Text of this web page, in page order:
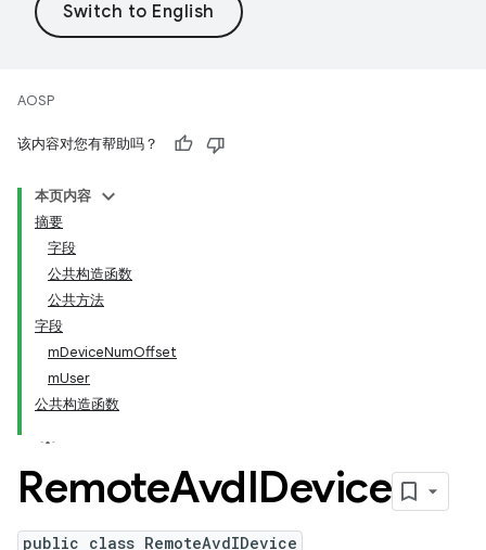
AOSP
该内容对您有帮助吗？
本页内容
摘要
字段
公共构造函数
公共方法
字段
mDeviceNumOffset
mUser
公共构造函数
RemoteAvdIDevice
public class RemoteAvdIDevice